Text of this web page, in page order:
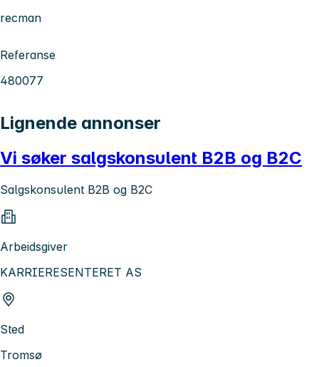
recman
Referanse
480077
Lignende annonser
Vi søker salgskonsulent B2B og B2C
Salgskonsulent B2B og B2C
Arbeidsgiver
KARRIERESENTERET AS
Sted
Tromsø